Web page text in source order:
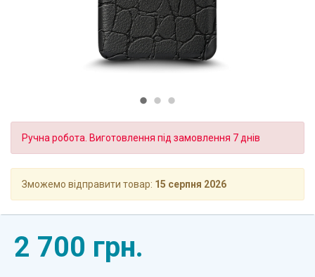
Ручна робота. Виготовлення під замовлення 7 днів
Зможемо відправити товар: 15 серпня 2026
2 700 грн.